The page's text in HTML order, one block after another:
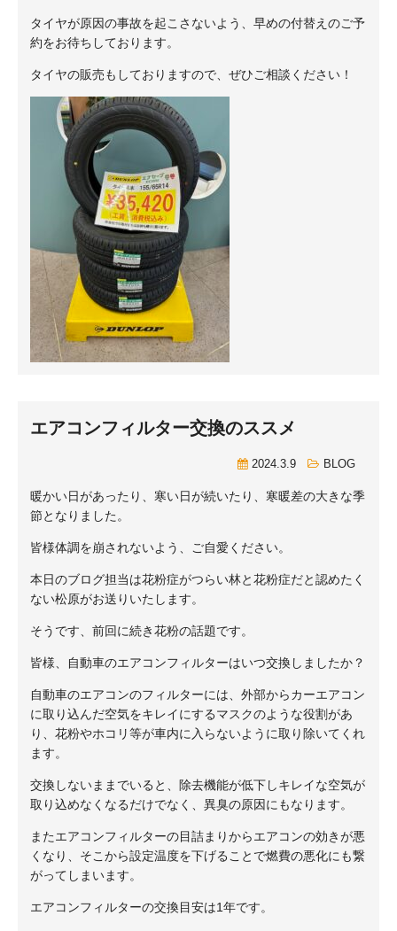
タイヤが原因の事故を起こさないよう、早めの付替えのご予
約をお待ちしております。
タイヤの販売もしておりますので、ぜひご相談ください！
エアコンフィルター交換のススメ
2024.3.9 BLOG
暖かい日があったり、寒い日が続いたり、寒暖差の大きな季
節となりました。
皆様体調を崩されないよう、ご自愛ください。
本日のブログ担当は花粉症がつらい林と花粉症だと認めたく
ない松原がお送りいたします。
そうです、前回に続き花粉の話題です。
皆様、自動車のエアコンフィルターはいつ交換しましたか？
自動車のエアコンのフィルターには、外部からカーエアコン
に取り込んだ空気をキレイにするマスクのような役割があ
り、花粉やホコリ等が車内に入らないように取り除いてくれ
ます。
交換しないままでいると、除去機能が低下しキレイな空気が
取り込めなくなるだけでなく、異臭の原因にもなります。
またエアコンフィルターの目詰まりからエアコンの効きが悪
くなり、そこから設定温度を下げることで燃費の悪化にも繋
がってしまいます。
エアコンフィルターの交換目安は1年です。